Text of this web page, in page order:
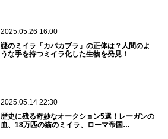
2025.05.26 16:00
謎のミイラ「カパカブラ」の正体は？人間のよ
うな手を持つミイラ化した生物を発見！
2025.05.14 22:30
歴史に残る奇妙なオークション5選！レーガンの
血、18万匹の猫のミイラ、ローマ帝国…